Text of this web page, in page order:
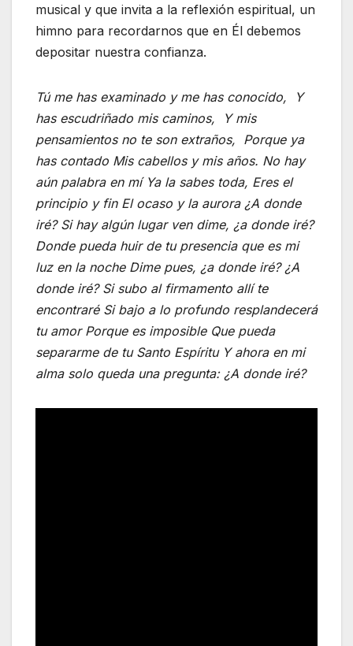
musical y que invita a la reflexión espiritual, un
himno para recordarnos que en Él debemos
depositar nuestra confianza.
Tú me has examinado y me has conocido, Y
has escudriñado mis caminos, Y mis
pensamientos no te son extraños, Porque ya
has contado Mis cabellos y mis años. No hay
aún palabra en mí Ya la sabes toda, Eres el
principio y fin El ocaso y la aurora ¿A donde
iré? Si hay algún lugar ven dime, ¿a donde iré?
Donde pueda huir de tu presencia que es mi
luz en la noche Dime pues, ¿a donde iré? ¿A
donde iré? Si subo al firmamento allí te
encontraré Si bajo a lo profundo resplandecerá
tu amor Porque es imposible Que pueda
separarme de tu Santo Espíritu Y ahora en mi
alma solo queda una pregunta: ¿A donde iré?